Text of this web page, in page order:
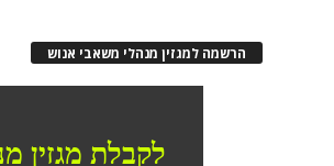
הרשמה למגזין מנהלי משאבי אנוש